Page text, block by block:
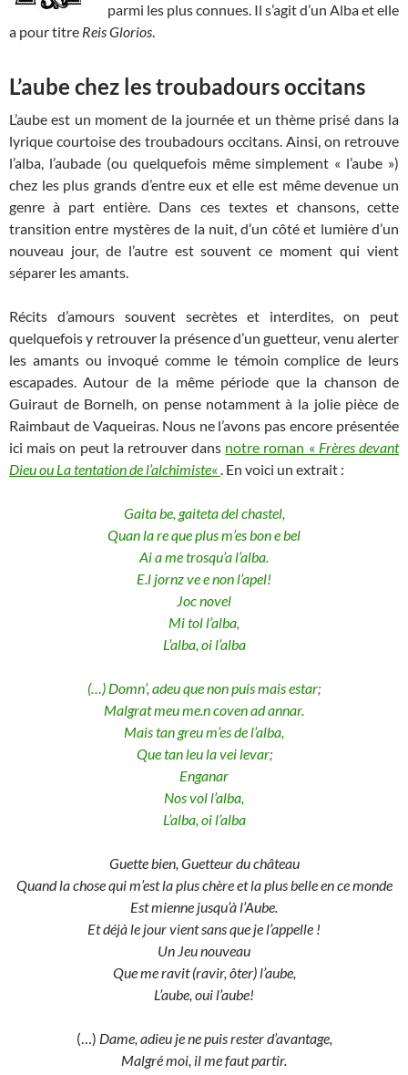
parmi les plus connues. Il s’agit d’un Alba et elle
a pour titre Reis Glorios.
L’aube chez les troubadours occitans
L’aube est un moment de la journée et un thème prisé dans la
lyrique courtoise des troubadours occitans. Ainsi, on retrouve
l’alba, l’aubade (ou quelquefois même simplement « l’aube »)
chez les plus grands d’entre eux et elle est même devenue un
genre à part entière. Dans ces textes et chansons, cette
transition entre mystères de la nuit, d’un côté et lumière d’un
nouveau jour, de l’autre est souvent ce moment qui vient
séparer les amants.
Récits d’amours souvent secrètes et interdites, on peut
quelquefois y retrouver la présence d’un guetteur, venu alerter
les amants ou invoqué comme le témoin complice de leurs
escapades. Autour de la même période que la chanson de
Guiraut de Bornelh, on pense notamment à la jolie pièce de
Raimbaut de Vaqueiras. Nous ne l’avons pas encore présentée
ici mais on peut la retrouver dans notre roman « Frères devant
Dieu ou La tentation de l’alchimiste« . En voici un extrait :
Gaita be, gaiteta del chastel,
Quan la re que plus m’es bon e bel
Ai a me trosqu’a l’alba.
E.l jornz ve e non l’apel!
Joc novel
Mi tol l’alba,
L’alba, oi l’alba
(…) Domn’, adeu que non puis mais estar;
Malgrat meu me.n coven ad annar.
Mais tan greu m’es de l’alba,
Que tan leu la vei levar;
Enganar
Nos vol l’alba,
L’alba, oi l’alba
Guette bien, Guetteur du château
Quand la chose qui m’est la plus chère et la plus belle en ce monde
Est mienne jusqu’à l’Aube.
Et déjà le jour vient sans que je l’appelle !
Un Jeu nouveau
Que me ravit (ravir, ôter) l’aube,
L’aube, oui l’aube!
(…) Dame, adieu je ne puis rester d’avantage,
Malgré moi, il me faut partir.